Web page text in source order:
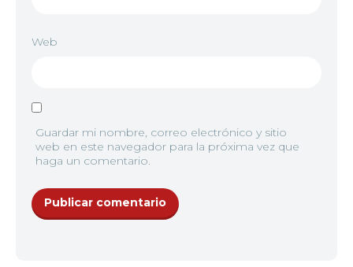
Web
Guardar mi nombre, correo electrónico y sitio
web en este navegador para la próxima vez que
haga un comentario.